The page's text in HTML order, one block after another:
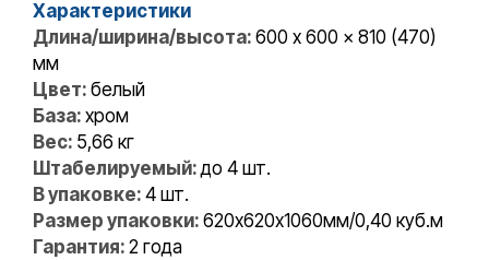
Характеристики
Длина/ширина/высота: 600 x 600 x 810 (470)
мм
Цвет: белый
База: хром
Вес: 5,66 кг
Штабелируемый:до 4 шт.
В упаковке: 4 шт.
Размер упаковки: 620х620х1060мм/0,40 куб.м
Гарантия: 2 года